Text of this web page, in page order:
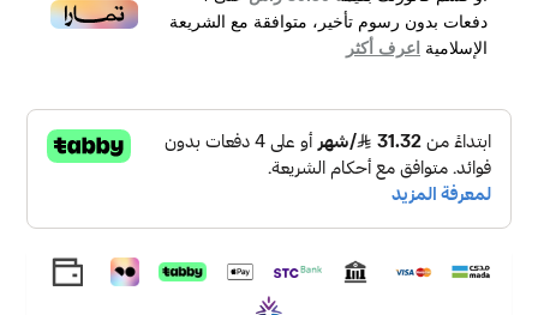
أطلق عام 2011.
مثالي لجميع المناسبات
دفعات بدون رسوم تأخير، متوافقة مع الشريعة
الإسلامية اعرف أكثر